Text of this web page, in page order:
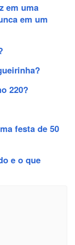
em uma
em um
220?
festa de 50
e o que